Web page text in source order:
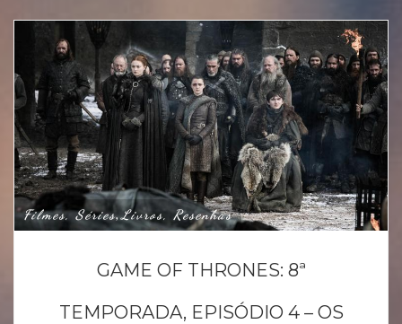
Filmes, Séries,Livros, Resenhas
GAME OF THRONES: 8ª
TEMPORADA, EPISÓDIO 4 – OS